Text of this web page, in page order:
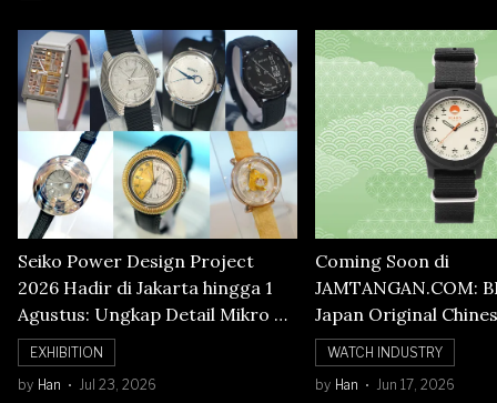
Seiko Power Design Project
2026 Hadir di Jakarta hingga 1
Agustus: Ungkap Detail Mikro di
Balik Seni Watchmaking
EXHIBITION
by Han Jul 23, 2026
Coming Soon di
JAMTANGAN.COM:
Japan Original
Numerals Watch
WATCH INDUSTRY
by Han Jun 17, 2026